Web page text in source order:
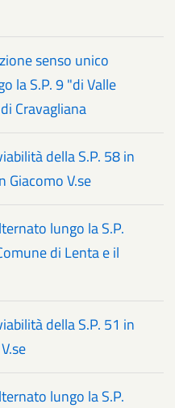
senso unico
la S.P. 9 "di Valle
Cravagliana
della S.P. 58 in
Giacomo V.se
lungo la S.P.
di Lenta e il
della S.P. 51 in
lungo la S.P.